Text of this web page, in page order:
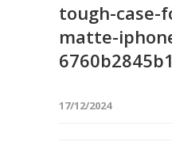
tough-case-
matte-
17/12/2024